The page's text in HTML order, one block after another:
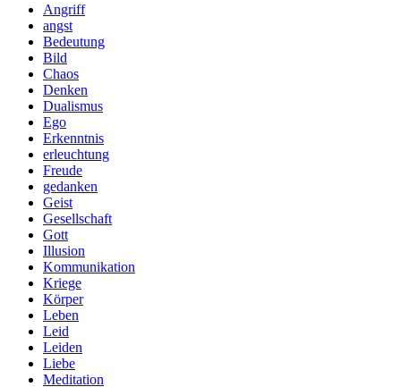
Angriff
angst
Bedeutung
Bild
Chaos
Denken
Dualismus
Ego
Erkenntnis
erleuchtung
Freude
gedanken
Geist
Gesellschaft
Gott
Illusion
Kommunikation
Kriege
Körper
Leben
Leid
Leiden
Liebe
Meditation